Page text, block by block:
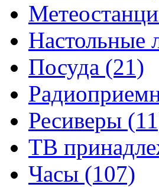
Настольные
Посуда (21)
Ресиверы
ТВ
Часы (107)